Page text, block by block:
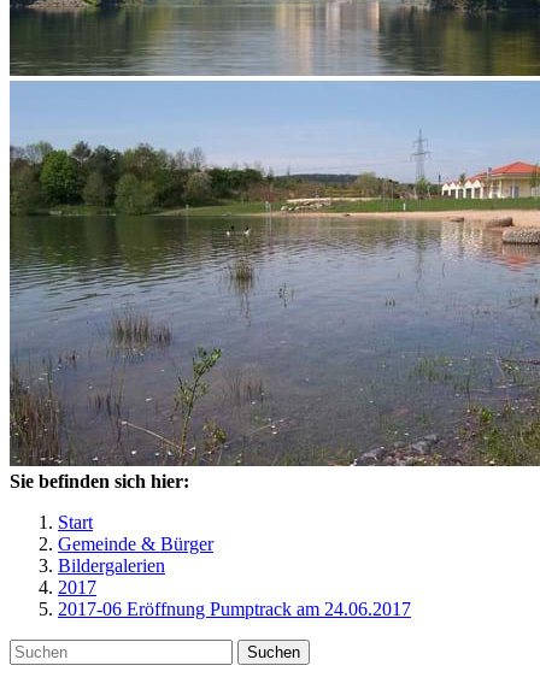
Sie befinden sich hier:
Start
Gemeinde & Bürger
Bildergalerien
2017
2017-06 Eröffnung Pumptrack am 24.06.2017
Suchen